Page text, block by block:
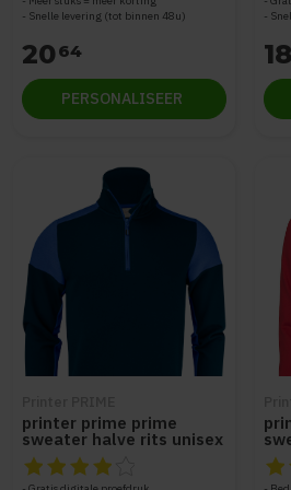
Snelle levering (tot binnen 48u)
2064
PERSONALISEER
18
printer prime prime
sweater halve rits unisex
2262069
De beoordeling van dit product is4